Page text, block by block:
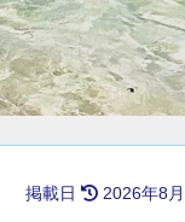
掲載日 2026年8